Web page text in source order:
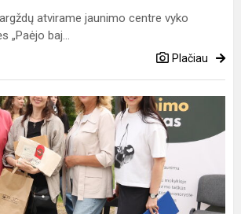
atvirame jaunimo centre vyko
„Paėjo baj...
Plačiau